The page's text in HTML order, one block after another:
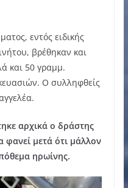
εντός ειδικής
βρέθηκαν και
και 50 γραμμ.
Ο συλληφθείς
αρχικά ο δράστης
φανεί μετά ότι μάλλον
ηρωίνης.